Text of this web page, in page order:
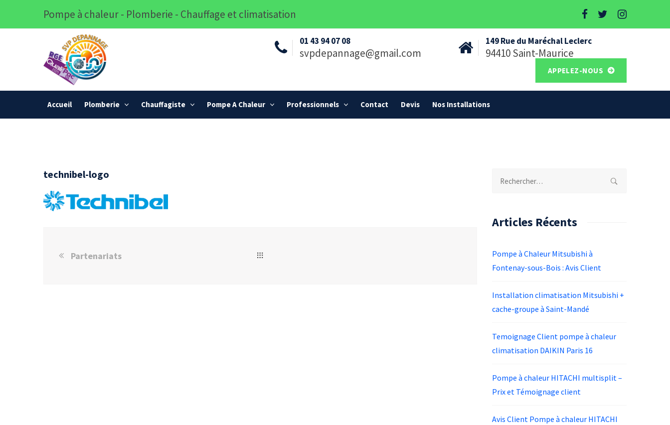
Pompe à chaleur - Plomberie - Chauffage et climatisation
01 43 94 07 08
svpdepannage@gmail.com
149 Rue du Maréchal Leclerc
94410 Saint-Maurice
APPELEZ-NOUS
Accueil Plomberie Chauffagiste Pompe A Chaleur Professionnels Contact Devis Nos Installations
technibel-logo
Partenariats
Rechercher :
Articles Récents
Pompe à Chaleur Mitsubishi à
Fontenay-sous-Bois : Avis Client
Installation climatisation Mitsubishi +
cache-groupe à Saint-Mandé
Temoignage Client pompe à chaleur
climatisation DAIKIN Paris 16
Pompe à chaleur HITACHI multisplit –
Prix et Témoignage client
Avis Client Pompe à chaleur HITACHI